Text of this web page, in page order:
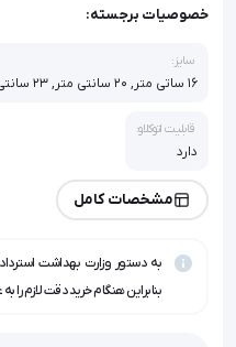
خصوصیات برجسته:
سایز:
16 ساتی متر, 20 سانتی متر, 23 سانتی متر
قابلیت اتوکلاو:
دارد
مشخصات کامل
به دستور وزارت بهداشت
بنابراین هنگام خرید دقت لازم را